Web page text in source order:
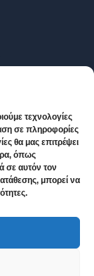
τεχνολογίες
σε πληροφορίες
θα μας επιτρέψει
όπως
σε αυτόν τον
μπορεί να
Κλασικής
για